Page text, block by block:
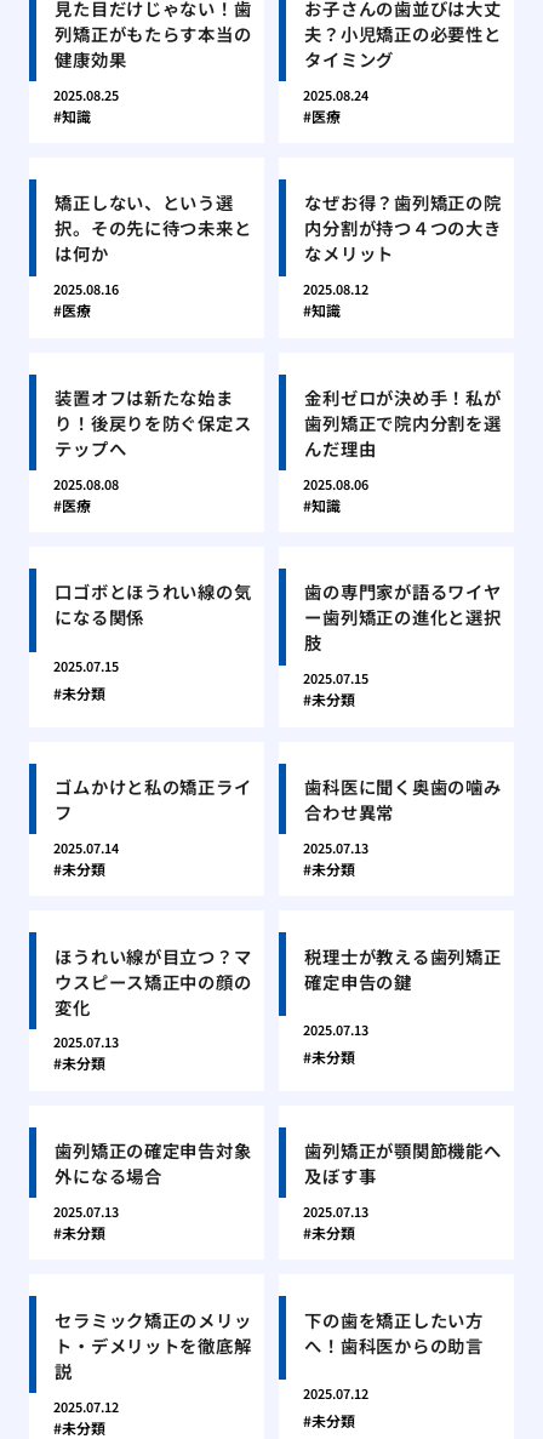
見た目だけじゃない！歯
列矯正がもたらす本当の
健康効果
2025.08.25
知識
お子さんの歯並びは大丈
夫？小児矯正の必要性と
タイミング
2025.08.24
医療
矯正しない、という選
択。その先に待つ未来と
は何か
2025.08.16
医療
なぜお得？歯列矯正の院
内分割が持つ４つの大き
なメリット
2025.08.12
知識
装置オフは新たな始ま
り！後戻りを防ぐ保定ス
テップへ
2025.08.08
医療
金利ゼロが決め手！私が
歯列矯正で院内分割を選
んだ理由
2025.08.06
知識
口ゴボとほうれい線の気
になる関係
2025.07.15
未分類
歯の専門家が語るワイヤ
ー歯列矯正の進化と選択
肢
2025.07.15
未分類
ゴムかけと私の矯正ライ
フ
2025.07.14
未分類
歯科医に聞く奥歯の噛み
合わせ異常
2025.07.13
未分類
ほうれい線が目立つ？マ
ウスピース矯正中の顔の
変化
2025.07.13
未分類
税理士が教える歯列矯正
確定申告の鍵
2025.07.13
未分類
歯列矯正の確定申告対象
外になる場合
2025.07.13
未分類
歯列矯正が顎関節機能へ
及ぼす事
2025.07.13
未分類
セラミック矯正のメリッ
ト・デメリットを徹底解
説
2025.07.12
未分類
下の歯を矯正したい方
へ！歯科医からの助言
2025.07.12
未分類